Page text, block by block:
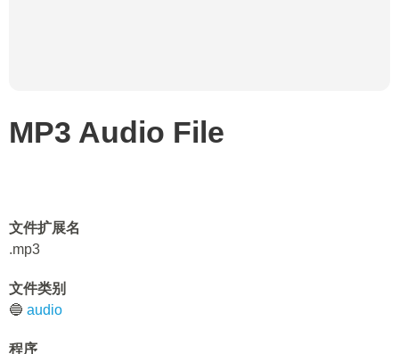
MP3 Audio File
文件扩展名
.mp3
文件类别
🔵 audio
程序